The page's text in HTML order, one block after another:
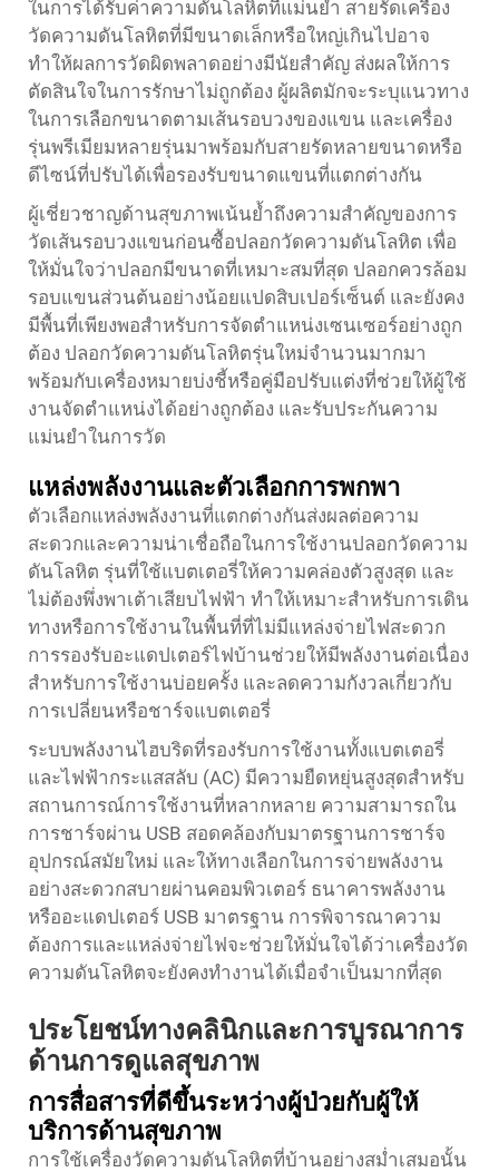
ในการได้รับค่าความดันโลหิตที่แม่นยำ สายรัดเครื่อง
วัดความดันโลหิตที่มีขนาดเล็กหรือใหญ่เกินไปอาจ
ทำให้ผลการวัดผิดพลาดอย่างมีนัยสำคัญ ส่งผลให้การ
ตัดสินใจในการรักษาไม่ถูกต้อง ผู้ผลิตมักจะระบุแนวทาง
ในการเลือกขนาดตามเส้นรอบวงของแขน และเครื่อง
รุ่นพรีเมียมหลายรุ่นมาพร้อมกับสายรัดหลายขนาดหรือ
ดีไซน์ที่ปรับได้เพื่อรองรับขนาดแขนที่แตกต่างกัน
ผู้เชี่ยวชาญด้านสุขภาพเน้นย้ำถึงความสำคัญของการ
วัดเส้นรอบวงแขนก่อนซื้อปลอกวัดความดันโลหิต เพื่อ
ให้มั่นใจว่าปลอกมีขนาดที่เหมาะสมที่สุด ปลอกควรล้อม
รอบแขนส่วนต้นอย่างน้อยแปดสิบเปอร์เซ็นต์ และยังคง
มีพื้นที่เพียงพอสำหรับการจัดตำแหน่งเซนเซอร์อย่างถูก
ต้อง ปลอกวัดความดันโลหิตรุ่นใหม่จำนวนมากมา
พร้อมกับเครื่องหมายบ่งชี้หรือคู่มือปรับแต่งที่ช่วยให้ผู้ใช้
งานจัดตำแหน่งได้อย่างถูกต้อง และรับประกันความ
แม่นยำในการวัด
แหล่งพลังงานและตัวเลือกการพกพา
ตัวเลือกแหล่งพลังงานที่แตกต่างกันส่งผลต่อความ
สะดวกและความน่าเชื่อถือในการใช้งานปลอกวัดความ
ดันโลหิต รุ่นที่ใช้แบตเตอรี่ให้ความคล่องตัวสูงสุด และ
ไม่ต้องพึ่งพาเต้าเสียบไฟฟ้า ทำให้เหมาะสำหรับการเดิน
ทางหรือการใช้งานในพื้นที่ที่ไม่มีแหล่งจ่ายไฟสะดวก
การรองรับอะแดปเตอร์ไฟบ้านช่วยให้มีพลังงานต่อเนื่อง
สำหรับการใช้งานบ่อยครั้ง และลดความกังวลเกี่ยวกับ
การเปลี่ยนหรือชาร์จแบตเตอรี่
ระบบพลังงานไฮบริดที่รองรับการใช้งานทั้งแบตเตอรี่
และไฟฟ้ากระแสสลับ (AC) มีความยืดหยุ่นสูงสุดสำหรับ
สถานการณ์การใช้งานที่หลากหลาย ความสามารถใน
การชาร์จผ่าน USB สอดคล้องกับมาตรฐานการชาร์จ
อุปกรณ์สมัยใหม่ และให้ทางเลือกในการจ่ายพลังงาน
อย่างสะดวกสบายผ่านคอมพิวเตอร์ ธนาคารพลังงาน
หรืออะแดปเตอร์ USB มาตรฐาน การพิจารณาความ
ต้องการและแหล่งจ่ายไฟจะช่วยให้มั่นใจได้ว่าเครื่องวัด
ความดันโลหิตจะยังคงทำงานได้เมื่อจำเป็นมากที่สุด
ประโยชน์ทางคลินิกและการบูรณาการ
ด้านการดูแลสุขภาพ
การสื่อสารที่ดีขึ้นระหว่างผู้ป่วยกับผู้ให้
บริการด้านสุขภาพ
การใช้เครื่องวัดความดันโลหิตที่บ้านอย่างสม่ำเสมอนั้น